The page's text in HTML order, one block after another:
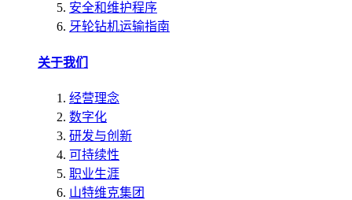
安全和维护程序
牙轮钻机运输指南
关于我们
经营理念
数字化
研发与创新
可持续性
职业生涯
山特维克集团